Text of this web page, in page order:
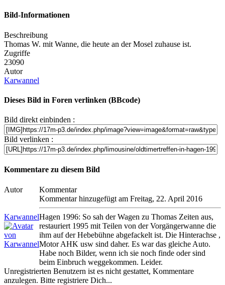
Bild-Informationen
Beschreibung
Thomas W. mit Wanne, die heute an der Mosel zuhause ist.
Zugriffe
23090
Autor
Karwannel
Dieses Bild in Foren verlinken (BBcode)
Bild direkt einbinden :
Bild verlinken :
Kommentare zu diesem Bild
Autor Kommentar
Karwannel
Kommentar hinzugefügt am Freitag, 22. April 2016
Hagen 1996: So sah der Wagen zu Thomas Zeiten aus,
restauriert 1995 mit Teilen von der Vorgängerwanne die
ihm auf der Hebebühne abgefackelt ist. Die Hinterachse ,
Motor AHK usw sind daher. Es war das gleiche Auto.
Habe noch Bilder, wenn ich sie noch finde oder sind
beim Einbruch weggekommen. Leider.
Unregistrierten Benutzern ist es nicht gestattet, Kommentare
anzulegen. Bitte registriere Dich...